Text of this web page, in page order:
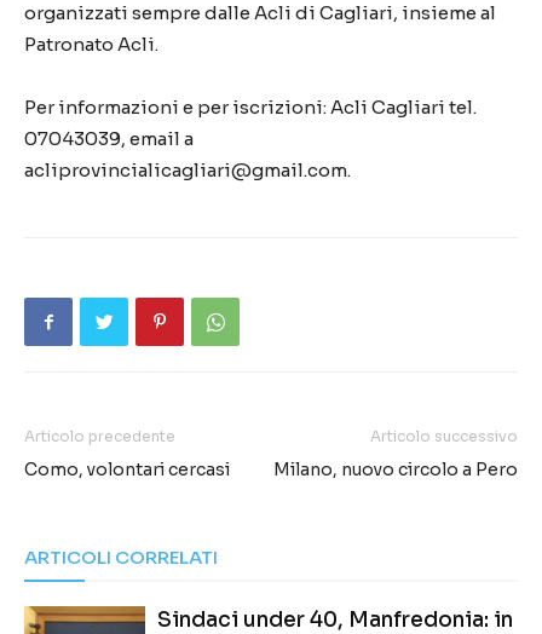
organizzati sempre dalle Acli di Cagliari, insieme al
Patronato Acli.
Per informazioni e per iscrizioni: Acli Cagliari tel.
07043039, email a
acliprovincialicagliari@gmail.com.
Articolo precedente
Como, volontari cercasi
Articolo successivo
Milano, nuovo circolo a Pero
ARTICOLI CORRELATI
Sindaci under 40, Manfredonia: in